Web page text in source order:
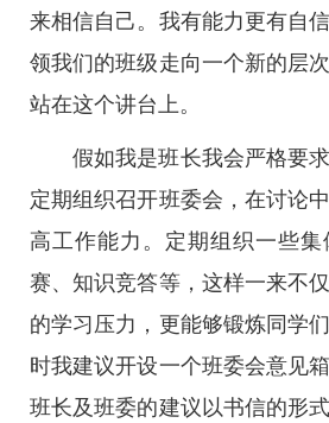
来相信自己。我有能力更有自
领我们的班级走向一个新的层
站在这个讲台上。
假如我是班长我会严格要
定期组织召开班委会，在讨论
高工作能力。定期组织一些
赛、知识竞答等，这样一来不
的学习压力，更能够锻炼同学
时我建议开设一个班委会意见
班长及班委的建议以书信的形